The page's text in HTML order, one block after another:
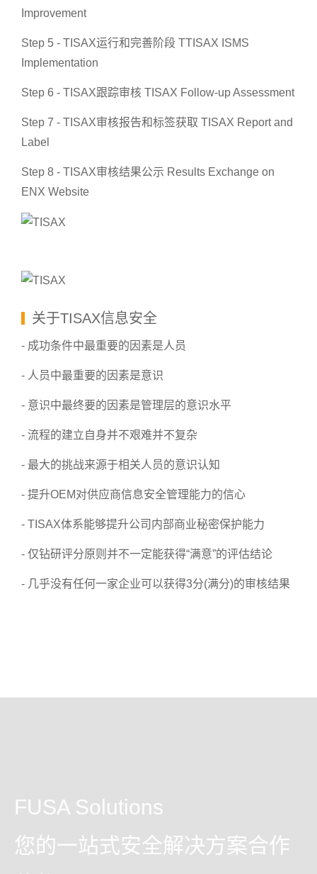
Improvement
Step 5 - TISAX运行和完善阶段 TTISAX ISMS
Implementation
Step 6 - TISAX跟踪审核 TISAX Follow-up Assessment
Step 7 - TISAX审核报告和标签获取 TISAX Report and
Label
Step 8 - TISAX审核结果公示 Results Exchange on
ENX Website
关于TISAX信息安全
- 成功条件中最重要的因素是人员
- 人员中最重要的因素是意识
- 意识中最终要的因素是管理层的意识水平
- 流程的建立自身并不艰难并不复杂
- 最大的挑战来源于相关人员的意识认知
- 提升OEM对供应商信息安全管理能力的信心
- TISAX体系能够提升公司内部商业秘密保护能力
- 仅钻研评分原则并不一定能获得“满意”的评估结论
- 几乎没有任何一家企业可以获得3分(满分)的审核结果
FUSA Solutions
您的一站式安全解决方案合作